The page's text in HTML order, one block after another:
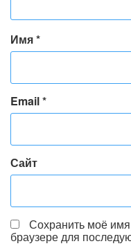
Имя*
Email*
Сайт
Сохранить моё
браузере для